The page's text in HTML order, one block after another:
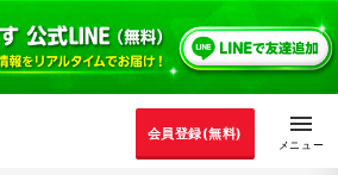
会員登録(無料)